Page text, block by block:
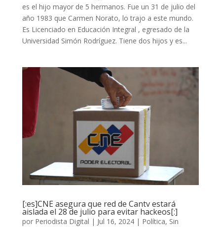
es el hijo mayor de 5 hermanos. Fue un 31 de julio del
año 1983 que Carmen Norato, lo trajo a este mundo.
Es Licenciado en Educación Integral , egresado de la
Universidad Simón Rodríguez. Tiene dos hijos y es...
[:es]CNE asegura que red de Cantv estará
aislada el 28 de julio para evitar hackeos[:]
por Periodista Digital | Jul 16, 2024| Política, Sin